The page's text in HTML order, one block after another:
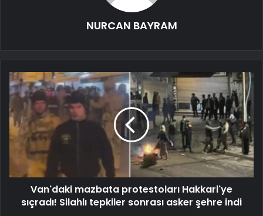
NURCAN BAYRAM
Van'daki mazbata protestoları Hakkari'ye
sıçradı! Silahlı tepkiler sonrası asker şehre indi